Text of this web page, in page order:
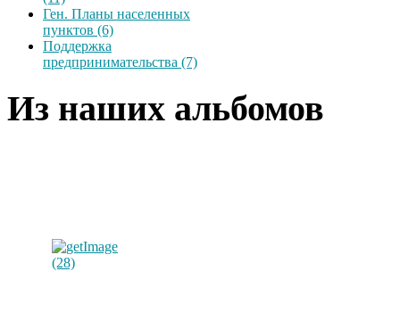
Ген. Планы населенных
пунктов (6)
Поддержка
предпринимательства (7)
Из наших альбомов